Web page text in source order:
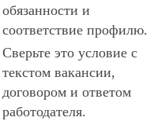
обязанности и
соответствие профилю.
Сверьте это условие с
текстом вакансии,
договором и ответом
работодателя.